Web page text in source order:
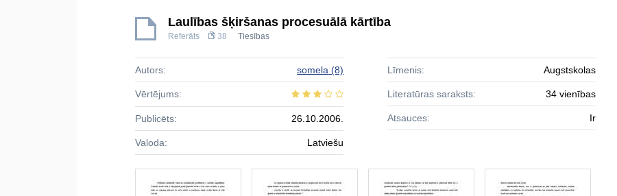
Laulības šķiršanas procesuālā kārtība
Referāts 38 Tiesības
Autors: somela (8)
Vērtējums:
Publicēts: 26.10.2006.
Valoda: Latviešu
Līmenis: Augstskolas
Literatūras saraksts: 34 vienības
Atsauces: Ir